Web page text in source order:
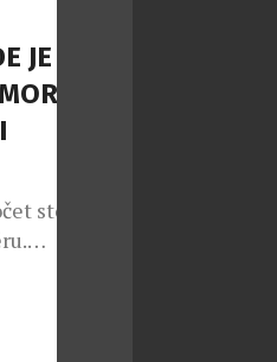
druhé
JE
stolů,
dveře v
přesně